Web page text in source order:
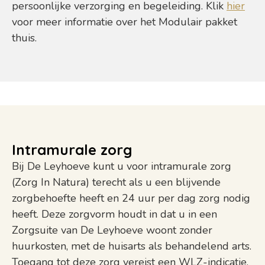
persoonlijke verzorging en begeleiding. Klik hier
voor meer informatie over het Modulair pakket
thuis.
Intramurale zorg
Bij De Leyhoeve kunt u voor intramurale zorg
(Zorg In Natura) terecht als u een blijvende
zorgbehoefte heeft en 24 uur per dag zorg nodig
heeft. Deze zorgvorm houdt in dat u in een
Zorgsuite van De Leyhoeve woont zonder
huurkosten, met de huisarts als behandelend arts.
Toegang tot deze zorg vereist een WLZ-indicatie,